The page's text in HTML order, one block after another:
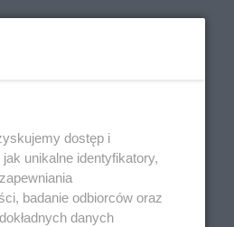
dostęp i
unikalne identyfikatory,
badanie odbiorców oraz
danych